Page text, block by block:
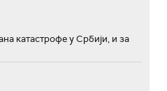
катастрофе у Србији, и за